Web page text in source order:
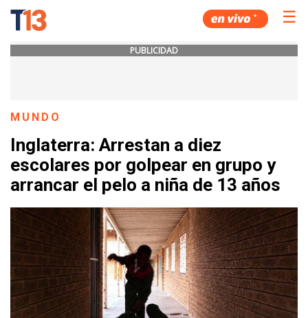
☰
PUBLICIDAD
MUNDO
Inglaterra: Arrestan a diez
escolares por golpear en grupo y
arrancar el pelo a niña de 13 años